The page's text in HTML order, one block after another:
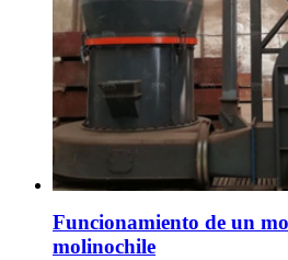
Funcionamiento de un
molinochile